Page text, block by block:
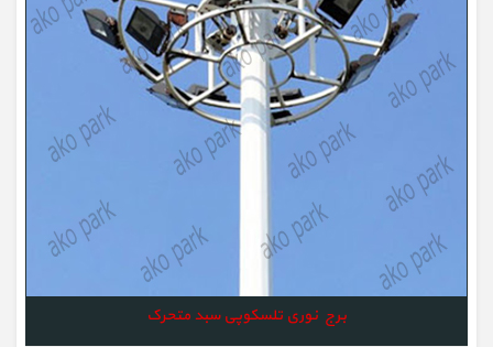
برج نوری تلسکوپی سبد متحرک